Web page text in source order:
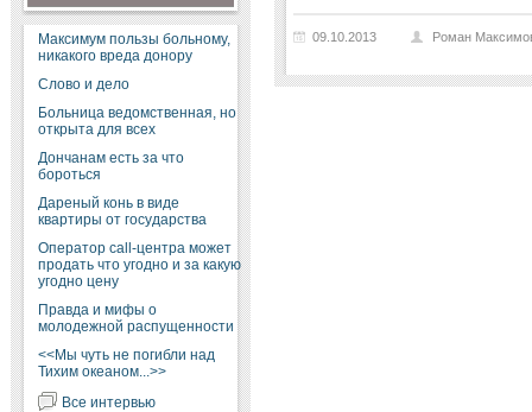
Максимум пользы больному,
никакого вреда донору
Слово и дело
Больница ведомственная, но
открыта для всех
Дончанам есть за что
бороться
Дареный конь в виде
квартиры от государства
Оператор call-центра может
продать что угодно и за какую
угодно цену
Правда и мифы о
молодежной распущенности
<<Мы чуть не погибли над
Тихим океаном...>>
Все интервью
09.10.2013 Роман